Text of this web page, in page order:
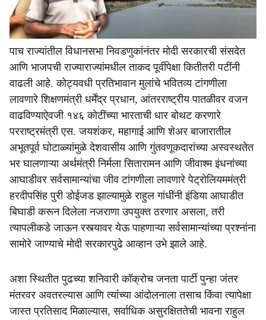
पाच राज्यांतील विधानसभा निवडणुकांनंतर मोदी सरकारची संसदेत
आणि भाजपची राज्याराज्यांमधील ताकद पूर्वीपेक्षा कितीतरी पटींनी
वाढली आहे. कोट्यवधी प्रतिभावान मुलांचे भवितव्य टांगणीला
लावणारे शिक्षणमंत्री धर्मेंद्र प्रधान, आंतरराष्ट्रीय पातळीवर वजन
वाढविण्याऐवजी १४६ कोटींच्या भारताची धार बोथट करणारे
परराष्ट्रमंत्री एस. जयशंकर, महागाई आणि शेअर बाजारातील
अभूतपूर्व घोटाळ्यांमुळे देशवासीय आणि गुंतवणूकदारांच्या अस्वस्थतेत
भर घालणाऱ्या अर्थमंत्री निर्मला सितारामन आणि जीवाश्म इंधनांच्या
आघाडीवर सर्वसामान्यांचा जीव टांगणीला लावणारे पेट्रोलियममंत्री
हरदीपसिंह पुरी डोईजड झाल्यामुळे राहुल गांधींनी इंडिया आघाडीत
बिघाडी करून दिलेला नजराणा उपयुक्त ठरणार असला, तरी
त्यापलीकडे जाऊन रस्त्यावर येऊ पाहणाऱ्या सर्वसामान्यांच्या प्रश्नांना
सामोरे जाण्याचे मोदी सरकारपुढे आव्हान उभे झाले आहे.
अशा स्थितीत पुढच्या शनिवारी कॉक्रोच जनता पार्टी पुन्हा जंतर
मंतरवर अवतरल्यास आणि त्यांंच्या आंदोलनाला तसाच किंवा त्यापेक्षा
जास्त प्रतिसाद मिळाल्यास, सर्वाधिक असुरक्षिततेची भावना राहुल